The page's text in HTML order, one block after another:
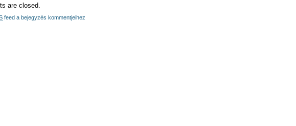
are closed.
feed a bejegyzés kommentjeihez